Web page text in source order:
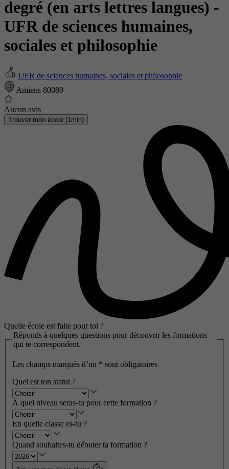
degré (en arts lettres langues) -
UFR de sciences humaines,
sociales et philosophie
UFR de sciences humaines, sociales et philosophie
Amiens 80080
Aucun avis
Trouver mon école (1min)
Quelle école est faite pour toi ?
Réponds à quelques questions pour découvrir les formations
qui te correspondent.
Les champs marqués d’un * sont obligatoires
Quel est ton statut ?
À quel niveau seras-tu pour cette formation ?
En quelle classe es-tu ?
Quand souhaites-tu débuter ta formation ?